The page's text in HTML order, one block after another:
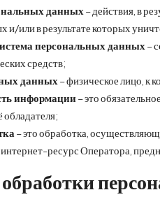
данных – действия, в
и/или в результате которых
персональных данных –
средств;
данных – физическое лицо, к
информации– это
обладателя;
– это обработка,
ресурс Оператора,